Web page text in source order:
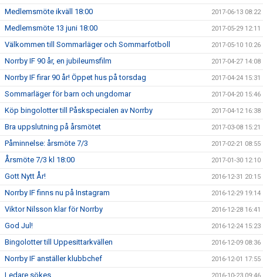
Medlemsmöte ikväll 18:00 2017-06-13 08:22
Medlemsmöte 13 juni 18:00 2017-05-29 12:11
Välkommen till Sommarläger och Sommarfotboll 2017-05-10 10:26
Norrby IF 90 år, en jubileumsfilm 2017-04-27 14:08
Norrby IF firar 90 år! Öppet hus på torsdag 2017-04-24 15:31
Sommarläger för barn och ungdomar 2017-04-20 15:46
Köp bingolotter till Påskspecialen av Norrby 2017-04-12 16:38
Bra uppslutning på årsmötet 2017-03-08 15:21
Påminnelse: årsmöte 7/3 2017-02-21 08:55
Årsmöte 7/3 kl 18:00 2017-01-30 12:10
Gott Nytt År! 2016-12-31 20:15
Norrby IF finns nu på Instagram 2016-12-29 19:14
Viktor Nilsson klar för Norrby 2016-12-28 16:41
God Jul! 2016-12-24 15:23
Bingolotter till Uppesittarkvällen 2016-12-09 08:36
Norrby IF anställer klubbchef 2016-12-01 17:55
Ledare sökes 2016-10-23 09:46